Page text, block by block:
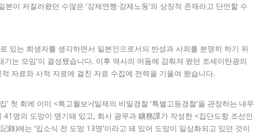
이 저질러왔던 수많은 ‘강제연행·강제노동’의 상징적 존재라고 단언할 수
있는 희생자를 생각하면서 일본인으로서의 반성과 사죄를 분명히 하기 위
는 모임’이 결성됐습니다. 이후 역사의 어둠에 감춰져 왔던 조세이탄광의
자료와 사적 자료에 걸친 자료 수집에 전력을 기울여 왔습니다.
’ 첫 회에 이미 <특고월보>(일제의 비밀경찰 ‘특별고등경찰’을 관장하는 내무
명의 도망이 명기돼 있고, 회사 광무과 鑛務課가 작성한 <집단도항 조선인
錄)에는 ‘입소식 전 도망 13명’이라고 돼 있어 도망이 일상화되고 있던 것이